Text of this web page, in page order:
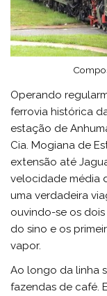
Operando
ferrovia histórica
estação de
Cia. Mogiana de
extensão até
velocidade média
uma verdadeira
ouvindo-se os
do sino e os
vapor.
Ao longo da linha
fazendas de café.